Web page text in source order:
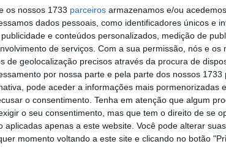
os nossos 1733 parceiros armazenamos e/ou
dados pessoais, como identificadores únicos e
e conteúdos personalizados, medição de
de serviços. Com a sua permissão, nós e os
de geolocalização precisos através da procura de
por nossa parte e pela parte dos nossos
pode aceder a informações mais pormenorizadas
o consentimento. Tenha em atenção que algum
o seu consentimento, mas que tem o direito de se
aplicadas apenas a este website. Você pode alterar
momento voltando a este site e clicando no botão
GP), Celestino Vietti (Fantic
Moto2) e Sean Dylan Kelly ...
há qualquer
2022 0
amargurado pelo facto de